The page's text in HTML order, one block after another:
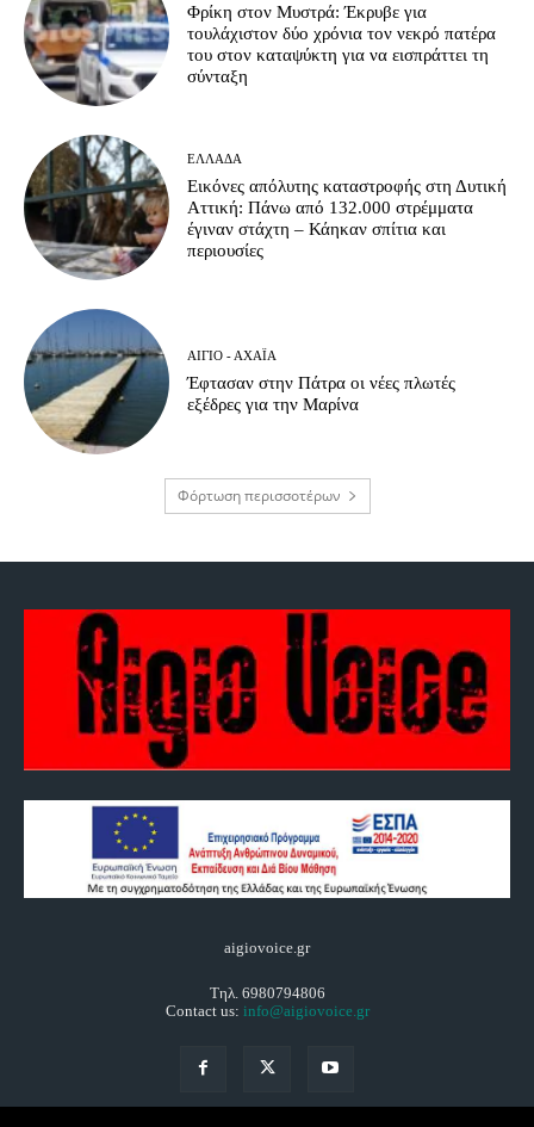
Φρίκη στον Μυστρά: Έκρυβε για
τουλάχιστον δύο χρόνια τον νεκρό πατέρα
του στον καταψύκτη για να εισπράττει τη
σύνταξη
ΕΛΛΆΔΑ
Εικόνες απόλυτης καταστροφής στη Δυτική
Αττική: Πάνω από 132.000 στρέμματα
έγιναν στάχτη – Κάηκαν σπίτια και
περιουσίες
ΑΊΓΙΟ - ΑΧΑΪ́Α
Έφτασαν στην Πάτρα οι νέες πλωτές
εξέδρες για την Μαρίνα
Φόρτωση περισσοτέρων
aigiovoice.gr
Τηλ. 6980794806
Contact us: info@aigiovoice.gr